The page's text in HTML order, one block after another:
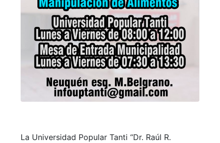
La Universidad Popular Tanti “Dr. Raúl R.